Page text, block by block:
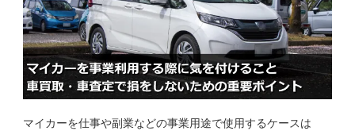
マイカーを仕事や副業などの事業用途で使用するケースは